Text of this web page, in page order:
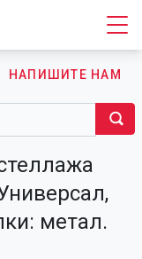
НАПИШИТЕ НАМ
метал.